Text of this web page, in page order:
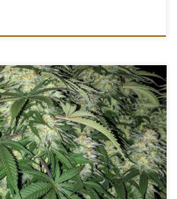
x Big Bud od Female Seeds […]